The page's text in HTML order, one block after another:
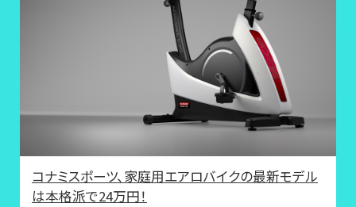
コナミスポーツ、家庭用エアロバイクの最新モデル
は本格派で24万円！